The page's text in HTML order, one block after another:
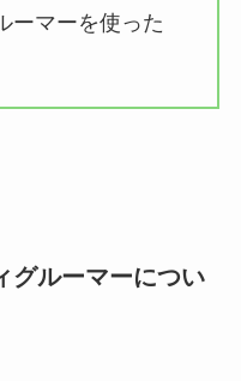
ーマーを使った
グルーマーについ